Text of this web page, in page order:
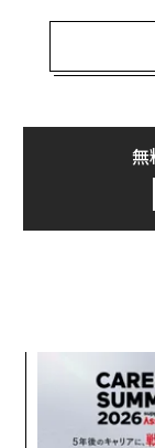
特に大きく下
掛けるアダニ
市場で7％以上
業のアダニ・ポ
米司法省は22
が、2020年か
約を獲得するた
米証券取引委
欺禁止規定に
らの主張を否定
無